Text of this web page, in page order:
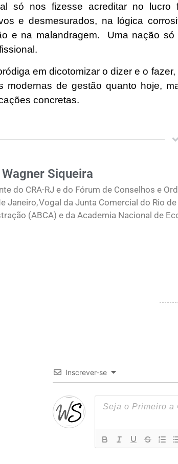
só nos fizesse acreditar no
e desmesurados, na lógica
e na malandragem. Uma nação
em dicotomizar o dizer e o
modernas de gestão quanto hoje,
concretas.
Siqueira
do CRA-RJ e do Fórum de Conselhos e
Janeiro, Vogal da Junta Comercial do Rio
(ABCA) e da Academia Nacional de
Inscrever-se